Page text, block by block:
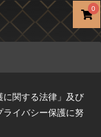
0
に関する法律」及び
イバシー保護に努